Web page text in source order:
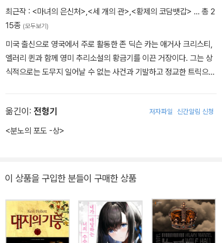
최근작 : <마녀의 은신처> <세 개의 관> <황제의 코담뱃갑> … 총 2
15종 (모두보기)
미국 출신으로 영국에서 주로 활동한 존 딕슨 카는 애거사 크리스티,
엘러리 퀸과 함께 영미 추리소설의 황금기를 이끈 거장이다. 그는 상
식적으로는 도무지 일어날 수 없는 사건과 기발하고 정교한 트릭으
하여 ‘밀실의 카’라고 불린다.카를 특별하게 만드는 또 다른 특징 가운
데 하나는 오컬트적인 분위기. 기술적으로 정교하게 고안된 트릭을
을 주었는데 우리에게도 잘 알려진 요코미조 세이시의 ‘긴다이치 코
스케’ 시리즈가 대표적이다. ☆ 수상력 ☆1963년 미국추리작가협회
에드거상 그랜드마스터상
옮긴이: 전형기 저자파일 신간알림 신청
<분노의 포도 -상>
이 상품을 구입한 분들이 구매한 상품